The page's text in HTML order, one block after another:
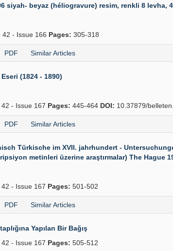
siyah- beyaz (héliogravure) resim, renkli 8 levha,
42 - Issue 166 Pages: 305-318
PDF Similar Articles
(1824 - 1890)
- Issue 167 Pages: 445-464 DOI: 10.37879/
PDF Similar Articles
Türkische im XVII. jahrhundert -
metinleri üzerine araştırmalar) The Hague
- Issue 167 Pages: 501-502
PDF Similar Articles
Yapılan Bir Bağış
- Issue 167 Pages: 505-512